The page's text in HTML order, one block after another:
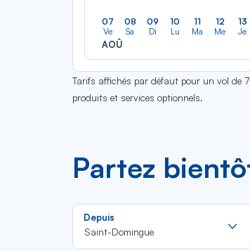
07
Ve
AOÛ
08
Sa
09
Di
10
Lu
11
Ma
12
Me
13
Je
Tarifs affichés par défaut pour un vol de
produits et services optionnels.
Partez
Depuis
Saint-Domingue